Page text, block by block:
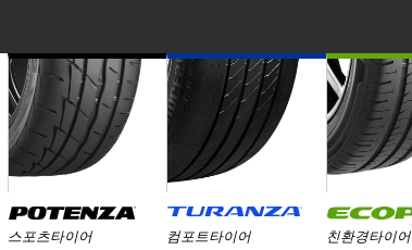
스포츠타이어 컴포트타이어 친환경타이어